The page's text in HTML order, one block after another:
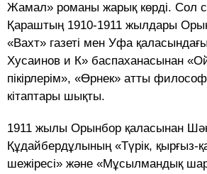
Жамал» романы жарық көрді. Сол
Қараштың 1910-1911 жылдары
«Вахт» газеті мен Уфа
Хусаинов и К» баспаханасынан
пікірлерім», «Өрнек» атты
кітаптары шықты.
1911 жылы Орынбор қаласынан
Құдайбердұлының «Түрік, қырғыз-
шежіресі» және «Мұсылмандық